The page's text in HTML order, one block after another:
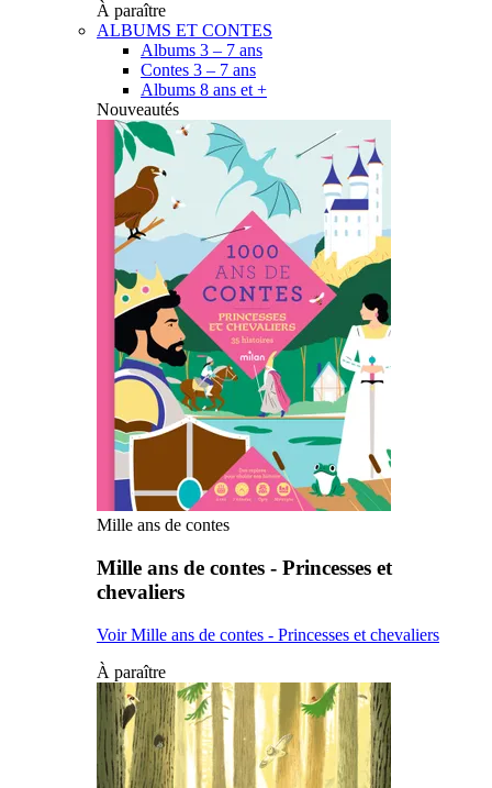
À paraître
ALBUMS ET CONTES
Albums 3 – 7 ans
Contes 3 – 7 ans
Albums 8 ans et +
Nouveautés
Mille ans de contes
Mille ans de contes - Princesses et
chevaliers
Voir Mille ans de contes - Princesses et chevaliers
À paraître